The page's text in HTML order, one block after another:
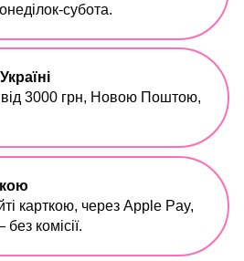
субота.
3000 грн, Новою Поштою,
карткою, через Apple Pay,
комісії.